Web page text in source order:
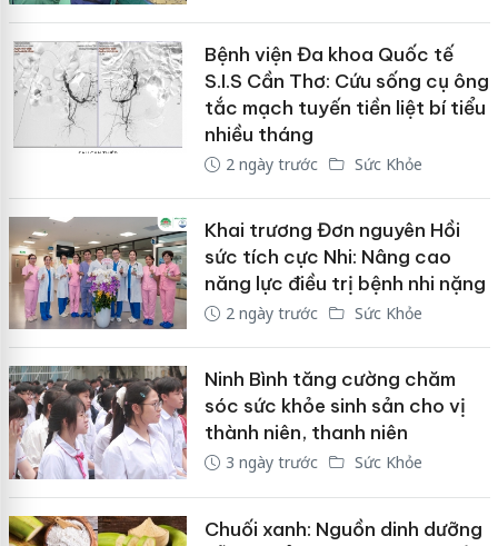
Bệnh viện Đa khoa Quốc tế
S.I.S Cần Thơ: Cứu sống cụ ông
tắc mạch tuyến tiền liệt bí tiểu
nhiều tháng
2 ngày trước Sức Khỏe
Khai trương Đơn nguyên Hồi
sức tích cực Nhi: Nâng cao
năng lực điều trị bệnh nhi nặng
2 ngày trước Sức Khỏe
Ninh Bình tăng cường chăm
sóc sức khỏe sinh sản cho vị
thành niên, thanh niên
3 ngày trước Sức Khỏe
Chuối xanh: Nguồn dinh dưỡng